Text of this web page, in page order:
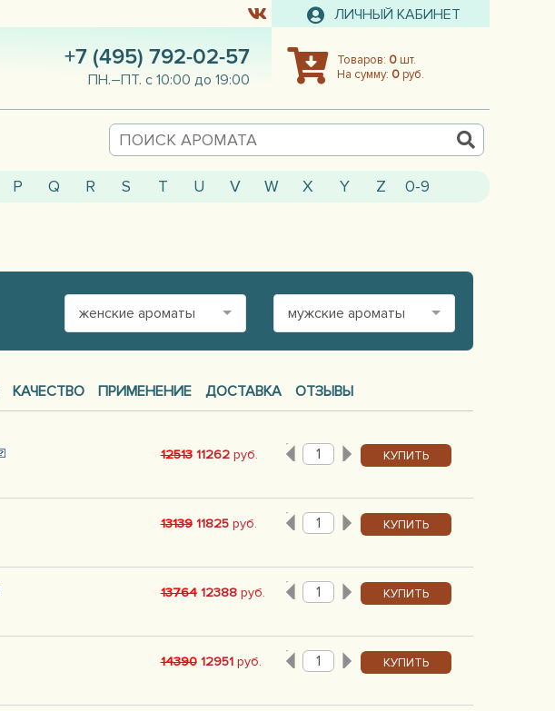
ЛИЧНЫЙ КАБИНЕТ
Товаров: 0шт.
На сумму: 0руб.
+7 (495) 792-02-57
ПН.–ПТ. с 10:00 до 19:00
P Q R S T U V W X Y Z 0-9
мужские ароматы
женские ароматы
КАЧЕСТВО ПРИМЕНЕНИЕ ДОСТАВКА ОТЗЫВЫ
12513 11262руб. КУПИТЬ
13139 11825руб. КУПИТЬ
13764 12388руб. КУПИТЬ
14390 12951руб. КУПИТЬ